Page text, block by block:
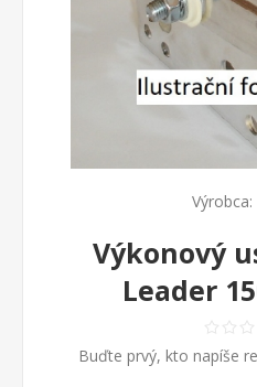
Výrobca:
Výkonový
Leader
Buďte prvý, kto napíše